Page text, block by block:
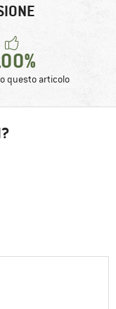
questo articolo